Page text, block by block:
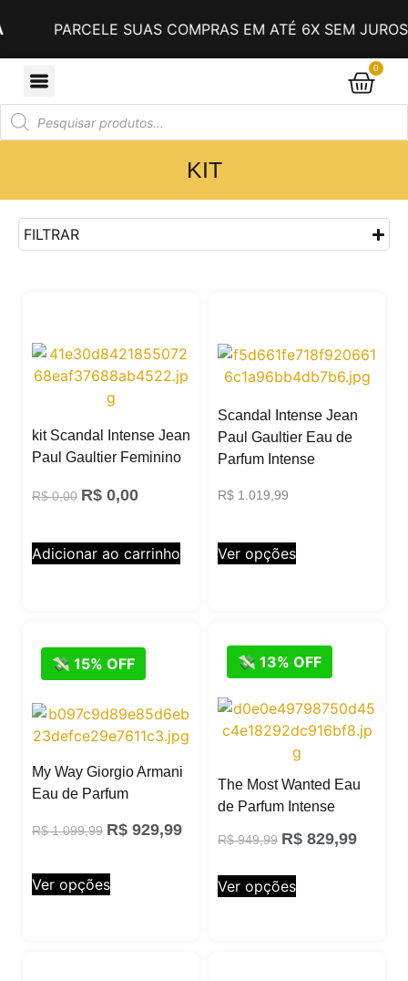
PARCELE SUAS COMPRAS EM ATÉ 6X SEM JUROS
0
KIT
FILTRAR
kit Scandal Intense Jean
Paul Gaultier Feminino
R$0,00 R$ 0,00
Adicionar ao carrinho
Scandal Intense Jean
Paul Gaultier Eau de
Parfum Intense
R$ 1.019,99
Ver opções
💸 15% OFF
My Way Giorgio Armani
Eau de Parfum
R$1.099,99 R$ 929,99
Ver opções
💸 13% OFF
The Most Wanted Eau
de Parfum Intense
R$949,99 R$ 829,99
Ver opções